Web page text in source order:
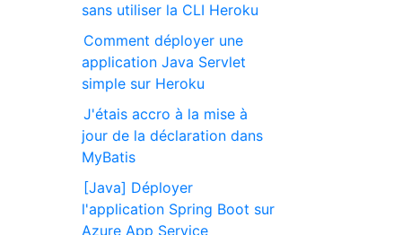
sans utiliser la CLI Heroku
Comment déployer une
application Java Servlet
simple sur Heroku
J'étais accro à la mise à
jour de la déclaration dans
MyBatis
[Java] Déployer
l'application Spring Boot sur
Azure App Service